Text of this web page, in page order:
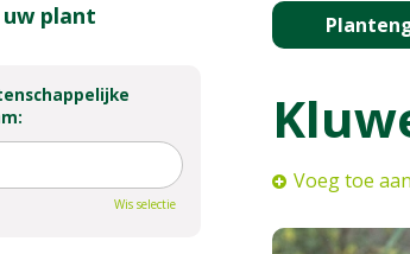
Voeg toe
plant
Wis selectie